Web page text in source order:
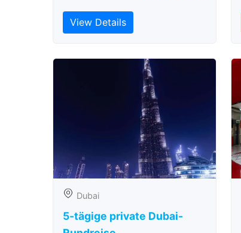
View Details
Dubai
5-tägige private Dubai-